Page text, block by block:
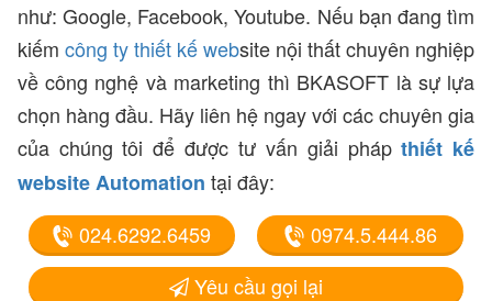
như: Google, Facebook, Youtube. Nếu bạn đang tìm
kiếm công ty thiết kế website nội thất chuyên nghiệp
về công nghệ và marketing thì BKASOFT là sự lựa
chọn hàng đầu. Hãy liên hệ ngay với các chuyên gia
của chúng tôi để được tư vấn giải phápthiết kế
website Automation tại đây:
024.6292.6459
0974.5.444.86
Yêu cầu gọi lại